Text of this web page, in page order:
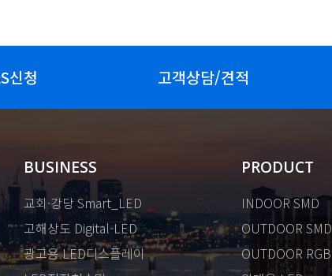
신청 고객상담/견적
BUSINESS
교회·강당 Smart_LED
고해상도 Digital-LED
광고용 LED디스플레이
PRODUCT
INDOOR SMD
OUTDOOR SMD
OUTDOOR RGB